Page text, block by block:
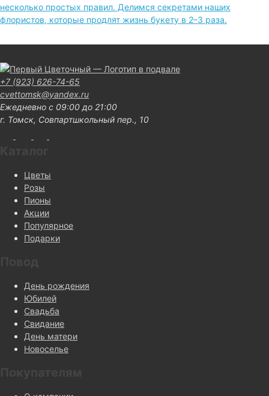
несколько простых правил. Делимся секретами наших
флористов, которые продлят жизнь букету в 2–3 раза.
+7 (923) 626-74-65
cvettomsk@yandex.ru
Ежедневно с 09:00 до 21:00
г. Томск, Совпартшкольный пер., 10
Цветы
Розы
Пионы
Акции
Популярное
Подарки
День рождения
Юбилей
Свадьба
Свидание
День матери
Новоселье